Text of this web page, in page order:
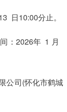
日10:00分止。
：2026年 1 月
公司(怀化市鹤城